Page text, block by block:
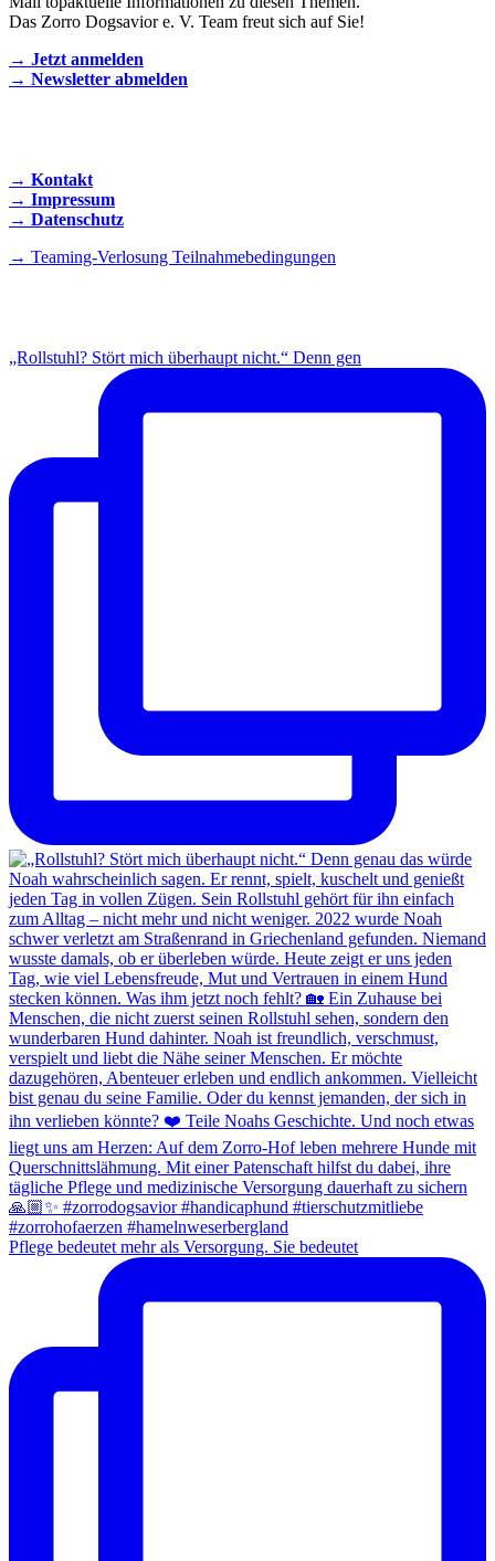
Das Zorro Dogsavior e. V. Team freut sich auf Sie!
→ Jetzt anmelden
→ Newsletter abmelden
→ Kontakt
→ Impressum
→ Datenschutz
→ Teaming-Verlosung Teilnahmebedingungen
„Rollstuhl? Stört mich überhaupt nicht.“ Denn gen
Pflege bedeutet mehr als Versorgung. Sie bedeutet